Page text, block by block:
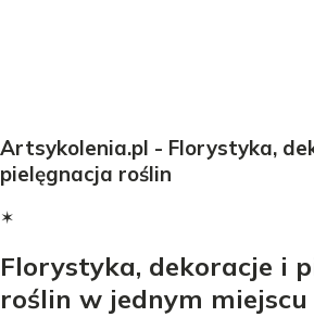
Artsykolenia.pl - Florystyka,
pielęgnacja roślin
✶
Florystyka, dekoracje i
roślin w jednym miejscu